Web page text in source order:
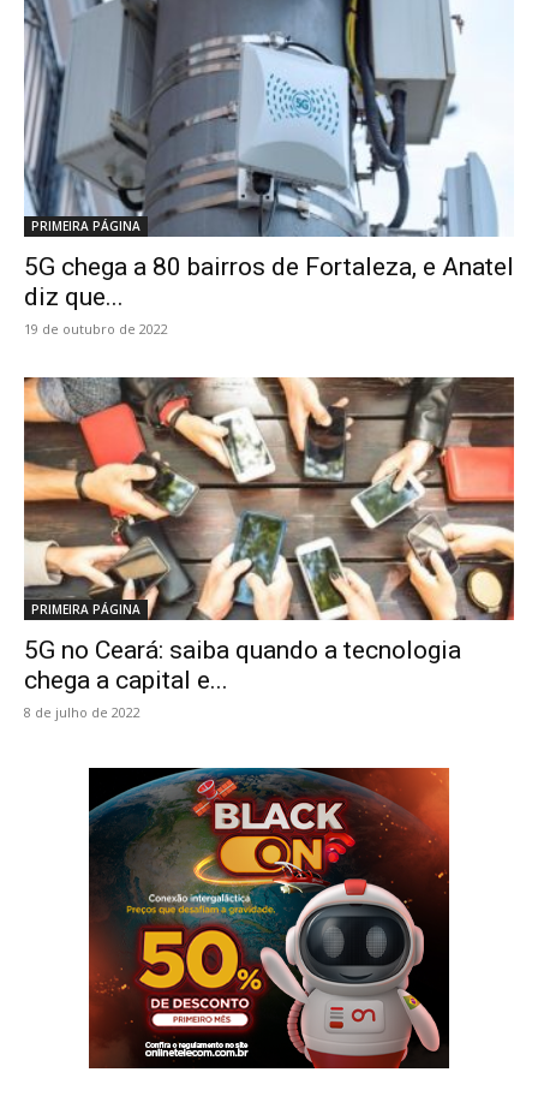
PRIMEIRA PÁGINA
5G chega a 80 bairros de Fortaleza, e Anatel
diz que...
19 de outubro de 2022
PRIMEIRA PÁGINA
5G no Ceará: saiba quando a tecnologia
chega a capital e...
8 de julho de 2022